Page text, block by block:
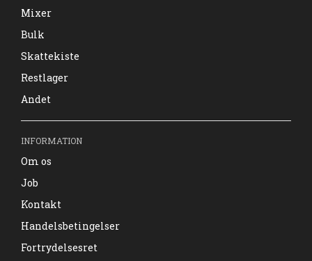
Mixer
Bulk
Skattekiste
Restlager
Andet
INFORMATION
Om os
Job
Kontakt
Handelsbetingelser
Fortrydelsesret